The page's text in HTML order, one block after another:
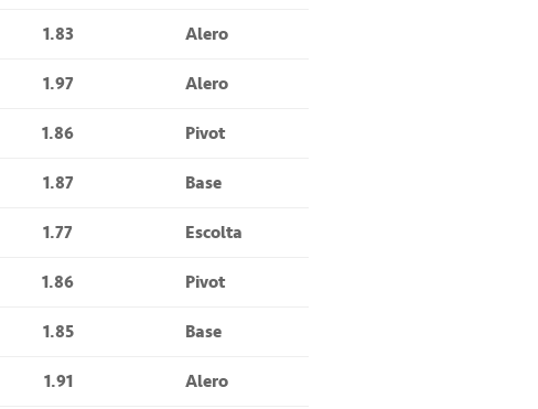
1.83
Alero
1.97
Alero
1.86
Pivot
1.87
Base
1.77
Escolta
1.86
Pivot
1.85
Base
1.91
Alero